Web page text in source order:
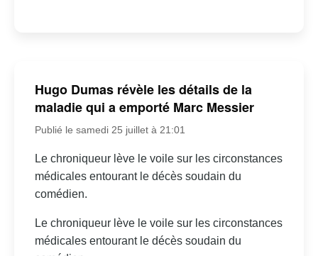
Hugo Dumas révèle les détails de la
maladie qui a emporté Marc Messier
Publié le samedi 25 juillet à 21:01
Le chroniqueur lève le voile sur les circonstances
médicales entourant le décès soudain du
comédien.
Le chroniqueur lève le voile sur les circonstances
médicales entourant le décès soudain du